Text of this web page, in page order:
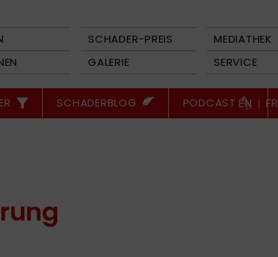
SCHADER-PREIS
MEDIATHEK
GALERIE SERVICE
SCHADERBLOG PODCAST EN | FR